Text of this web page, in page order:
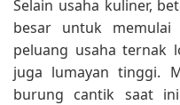
Selain usaha kuliner,
besar untuk memulai
peluang usaha ternak
juga lumayan tinggi.
burung cantik saat